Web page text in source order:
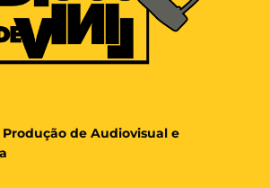
Produção de Audiovisual e